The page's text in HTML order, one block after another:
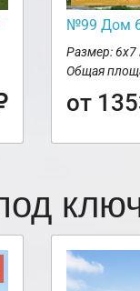
№99 Дом
Размер: 6х7
Общая
от